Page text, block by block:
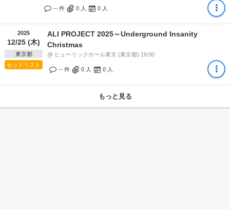
-- 件 0 人 0 人
2025
12/25 (木)
東京都
セットリスト
ALI PROJECT 2025～Underground Insanity
Christmas
@ ヒューリックホール東京 (東京都) 19:00
-- 件 0 人 0 人
もっと見る